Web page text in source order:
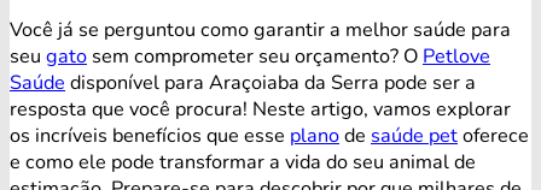
Você já se perguntou como garantir a melhor saúde para
seu gato sem comprometer seu orçamento? O Petlove
Saúde disponível para Araçoiaba da Serra pode ser a
resposta que você procura! Neste artigo, vamos explorar
os incríveis benefícios que esse planode saúde petoferece
e como ele pode transformar a vida do seu animal de